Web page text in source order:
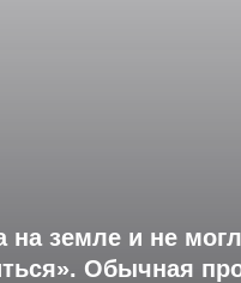
на земле и не
Обычная